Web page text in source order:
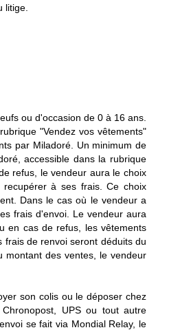
litige.
ou d'occasion de 0 à 16 ans.
"Vendez vos vêtements"
par Miladoré. Un minimum de
accessible dans la rubrique
refus, le vendeur aura le choix
à ses frais. Ce choix
Dans le cas où le vendeur a
frais d'envoi. Le vendeur aura
en cas de refus, les vêtements
frais de renvoi seront déduits du
montant des ventes, le vendeur
son colis ou le déposer chez
UPS ou tout autre
se fait via Mondial Relay, le